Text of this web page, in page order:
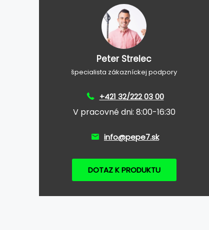
Peter Strelec
špecialista zákazníckej podpory
+421 32/222 03 00
V pracovné dni: 8:00-16:30
info@pepe7.sk
DOTAZ K PRODUKTU